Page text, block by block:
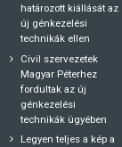
határozott kiállását az
új génkezelési
technikák ellen
Civil szervezetek
Magyar Péterhez
fordultak az új
génkezelési
technikák ügyében
Legyen teljes a kép a